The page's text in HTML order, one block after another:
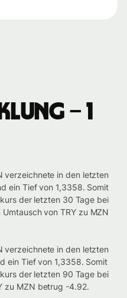
– 1
verzeichnete in den letzten
ein Tief von 1,3358. Somit
der letzten 30 Tage bei
von TRY zu MZN
verzeichnete in den letzten
ein Tief von 1,3358. Somit
der letzten 90 Tage bei
zu MZN betrug -4.92.